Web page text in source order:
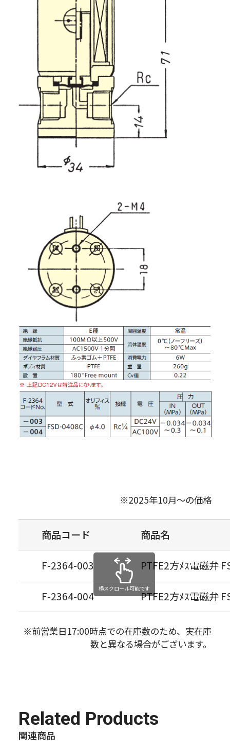
※2025年10月～の価格
商品コード 商品名
F-2364-003 PTFE2方ﾒｽ電磁弁
F-2364-004 PTFE2方ﾒｽ電磁弁
横スクロール可能です
※前営業日17:00時点での在庫数のため、実在庫
数と異なる場合がございます。
Related Products
関連商品